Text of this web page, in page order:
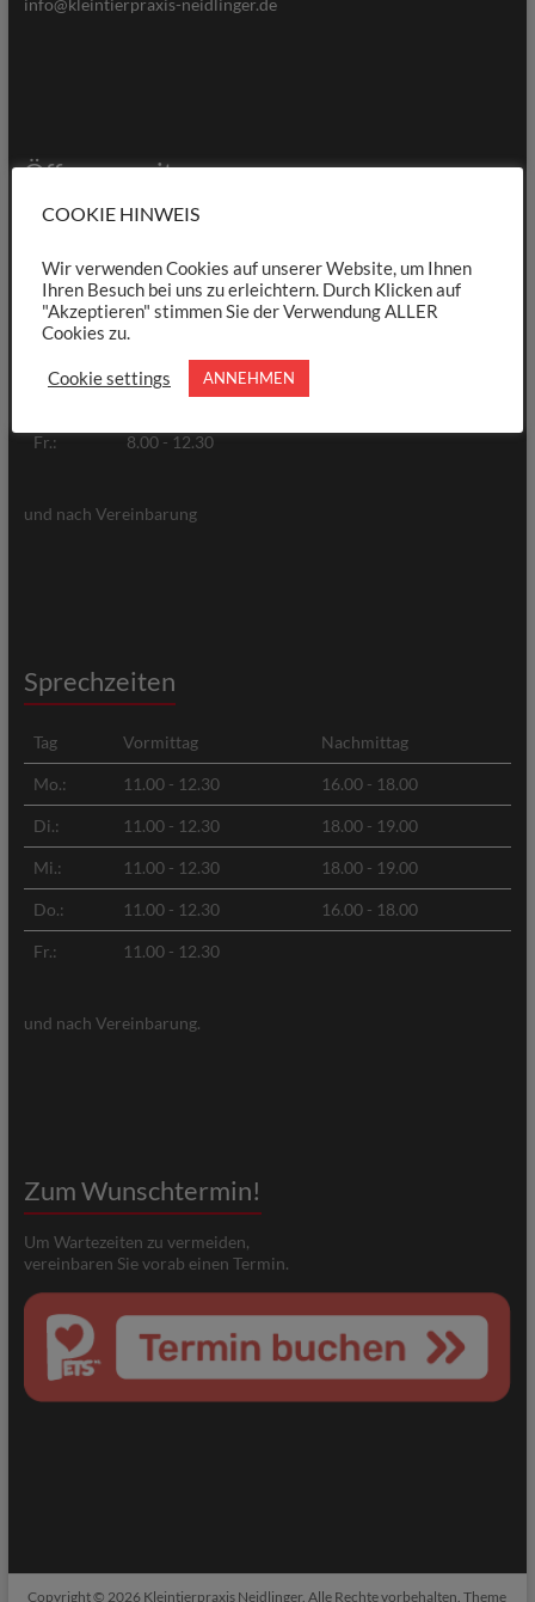
Öffnungszeiten
Mo.: 8.00 - 12.30 15.00 - 18.00
Di.: 8.00 - 12.30 18.00 - 19.00
8.00 - 12.30
8.00 - 12.30
Fr.: 8.00 - 12.30
und nach Vereinbarung
Sprechzeiten
Tag Vormittag Nachmittag
Mo.: 11.00 - 12.30 16.00 - 18.00
Di.: 11.00 - 12.30 18.00 - 19.00
Mi.: 11.00 - 12.30 18.00 - 19.00
Do.: 11.00 - 12.30 16.00 - 18.00
Fr.: 11.00 - 12.30
und nach Vereinbarung.
Zum Wunschtermin!
Um Wartezeiten zu vermeiden,
vereinbaren Sie vorab einen Termin.
Copyright © 2026 Kleintierpraxis Neidlinger. Alle Rechte vorbehalten. Theme
COOKIE HINWEIS
Wir verwenden Cookies auf unserer Website, um Ihnen
Ihren Besuch bei uns zu erleichtern. Durch Klicken auf
"Akzeptieren" stimmen Sie der Verwendung ALLER
Cookies zu.
Cookie settings ANNEHMEN